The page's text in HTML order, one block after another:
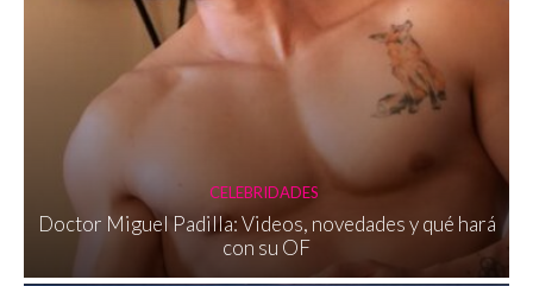
CELEBRIDADES
Doctor Miguel Padilla: Videos, novedades y qué hará
con su OF